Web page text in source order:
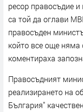
ресор правосъдие
са той да оглави
правосъден
който все още няма
коментираха
Правосъдният
реализирането на
България"